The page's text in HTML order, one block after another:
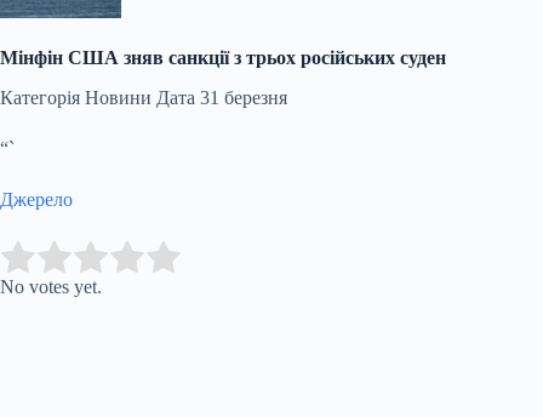
Мінфін США зняв санкції з трьох російських суден
Категорія Новини Дата 31 березня
“`
Джерело
Rate this item:
No votes yet.